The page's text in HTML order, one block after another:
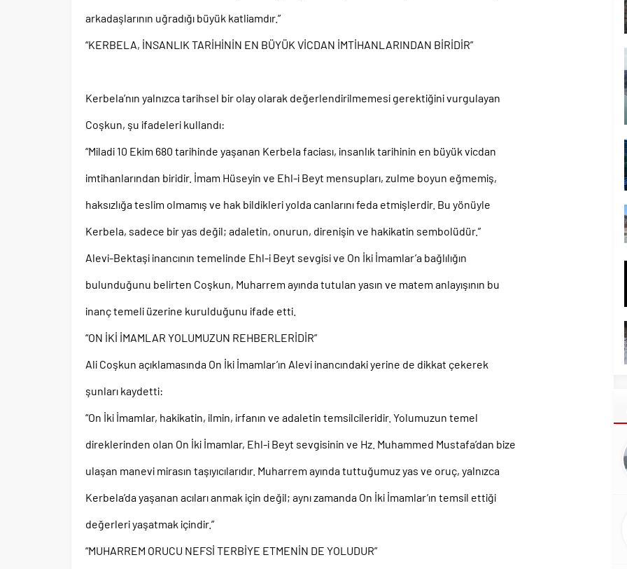
arkadaşlarının uğradığı büyük katliamdır.”
“KERBELA, İNSANLIK TARİHİNİN EN BÜYÜK VİCDAN İMTİHANLARINDAN BİRİDİR”
Kerbela’nın yalnızca tarihsel bir olay olarak değerlendirilmemesi gerektiğini vurgulayan
Coşkun, şu ifadeleri kullandı:
“Miladi 10 Ekim 680 tarihinde yaşanan Kerbela faciası, insanlık tarihinin en büyük vicdan
imtihanlarından biridir. İmam Hüseyin ve Ehl-i Beyt mensupları, zulme boyun eğmemiş,
haksızlığa teslim olmamış ve hak bildikleri yolda canlarını feda etmişlerdir. Bu yönüyle
Kerbela, sadece bir yas değil; adaletin, onurun, direnişin ve hakikatin sembolüdür.”
Alevi-Bektaşi inancının temelinde Ehl-i Beyt sevgisi ve On İki İmamlar’a bağlılığın
bulunduğunu belirten Coşkun, Muharrem ayında tutulan yasın ve matem anlayışının bu
inanç temeli üzerine kurulduğunu ifade etti.
“ON İKİ İMAMLAR YOLUMUZUN REHBERLERİDİR”
Ali Coşkun açıklamasında On İki İmamlar’ın Alevi inancındaki yerine de dikkat çekerek
şunları kaydetti:
“On İki İmamlar, hakikatin, ilmin, irfanın ve adaletin temsilcileridir. Yolumuzun temel
direklerinden olan On İki İmamlar, Ehl-i Beyt sevgisinin ve Hz. Muhammed Mustafa’dan bize
ulaşan manevi mirasın taşıyıcılarıdır. Muharrem ayında tuttuğumuz yas ve oruç, yalnızca
Kerbela’da yaşanan acıları anmak için değil; aynı zamanda On İki İmamlar’ın temsil ettiği
değerleri yaşatmak içindir.”
“MUHARREM ORUCU NEFSİ TERBİYE ETMENİN DE YOLUDUR”